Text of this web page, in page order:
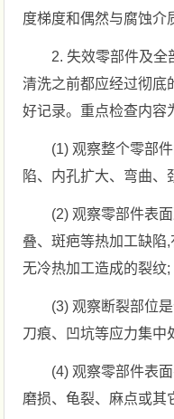
度梯度和偶然与腐蚀介
2. 失效零部件及
清洗之前都应经过彻底
好记录。重点检查内容
(1) 观察整个零部
陷、内孔扩大、弯曲、
(2) 观察零部件表
叠、斑疤等热加工缺陷
无冷热加工造成的裂纹;
(3) 观察断裂部位
刀痕、凹坑等应力集中
(4) 观察零部件表
磨损、龟裂、麻点或其